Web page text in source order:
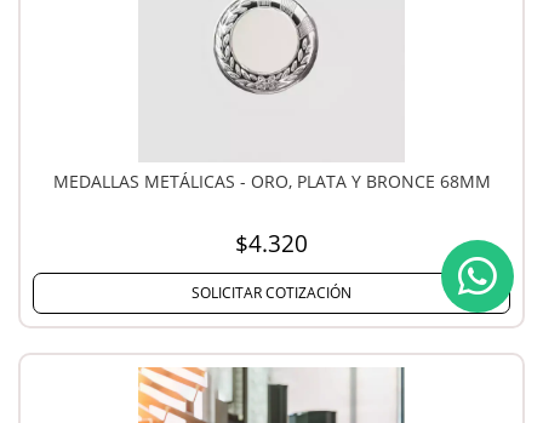
MEDALLAS METÁLICAS - ORO, PLATA Y BRONCE 68MM
$4.320
SOLICITAR COTIZACIÓN